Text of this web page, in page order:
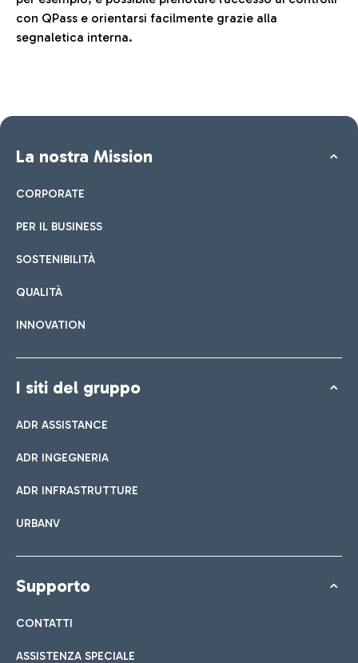
con QPass e orientarsi facilmente grazie alla
segnaletica interna.
La nostra Mission
CORPORATE
PER IL BUSINESS
SOSTENIBILITÀ
QUALITÀ
INNOVATION
I siti del gruppo
ADR ASSISTANCE
ADR INGEGNERIA
ADR INFRASTRUTTURE
URBANV
Supporto
CONTATTI
ASSISTENZA SPECIALE